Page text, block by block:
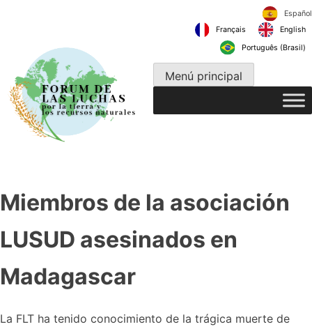
Français
Português
Menú principal
Miembros de la asociación
LUSUD asesinados en
Madagascar
La FLT ha tenido conocimiento de la trágica muerte de